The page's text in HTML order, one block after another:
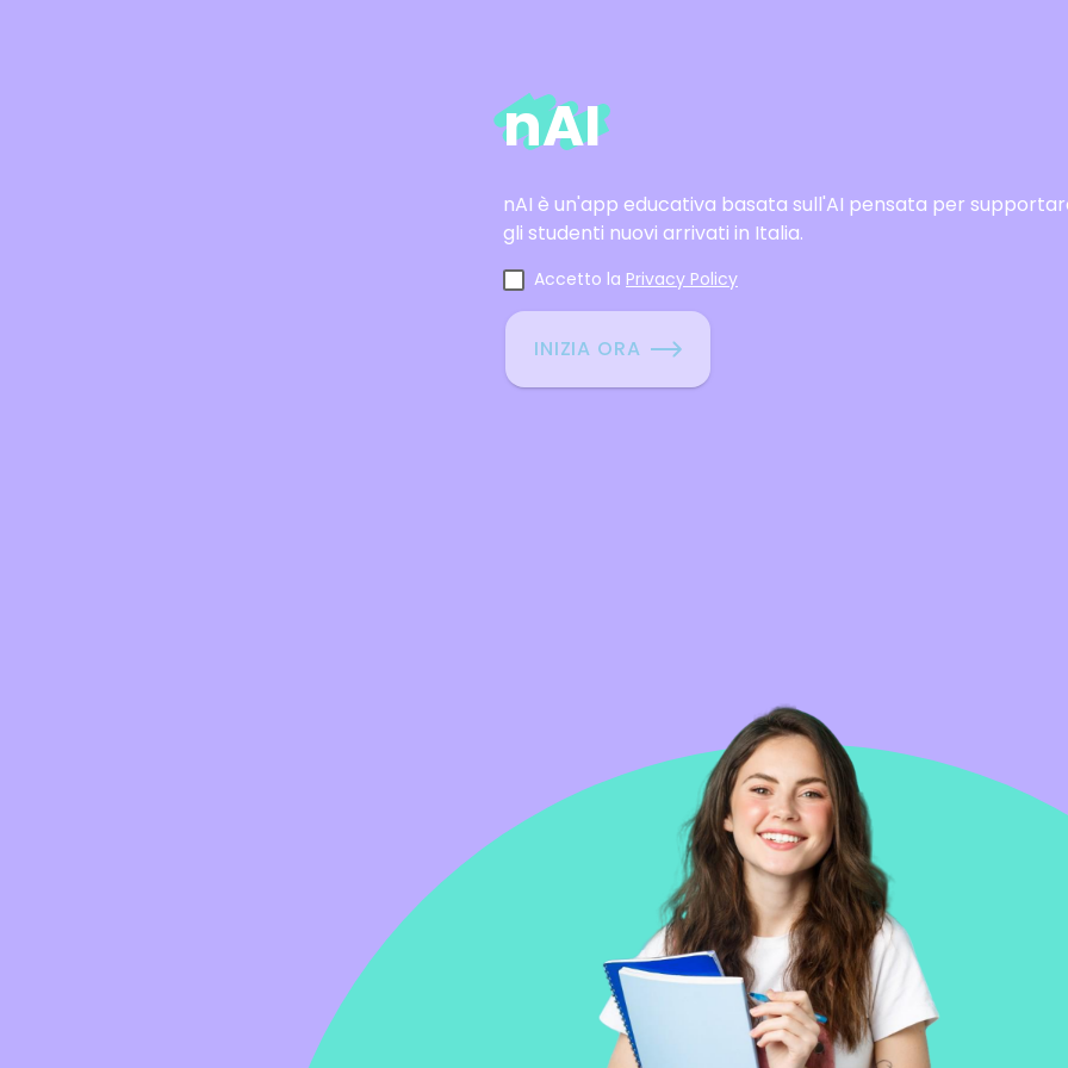
nAI
nAI è un'app educativa basata sull'AI pensata per
gli studenti nuovi arrivati in Italia.
Accetto la Privacy Policy
INIZIA ORA